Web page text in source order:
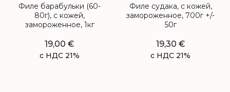
Филе барабульки (60-
80г), с кожей,
замороженное, 1кг
19,00 €
с НДС 21%
Филе судака, с кожей,
замороженное, 700г +/-
50г
19,30 €
с НДС 21%